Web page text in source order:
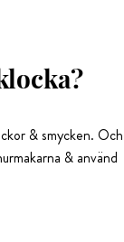
& smycken. Och
& använd